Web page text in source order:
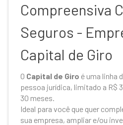
Compreensiva
Seguros -
Capital de Giro
O Capital de Giro é uma linha
pessoa jurídica, limitado a R$
30 meses.
Ideal para você que quer
sua empresa, ampliar e/ou